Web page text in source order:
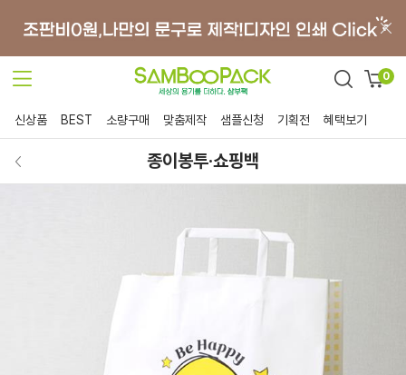
0
신상품 BEST 소량구매 맞춤제작 샘플신청 기획전 혜택보기
종이봉투·쇼핑백